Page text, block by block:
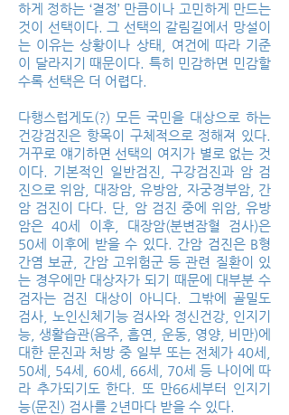
하게 정하는 ‘결정’ 만큼이나 고민하게 만드는
것이 선택이다. 그 선택의 갈림길에서 망설이
는 이유는 상황이나 상태, 여건에 따라 기준
이 달라지기 때문이다. 특히 민감하면 민감할
수록 선택은 더 어렵다.
다행스럽게도(?) 모든 국민을 대상으로 하는
건강검진은 항목이 구체적으로 정해져 있다.
거꾸로 얘기하면 선택의 여지가 별로 없는 것
이다. 기본적인 일반검진, 구강검진과 암 검
진으로 위암, 대장암, 유방암, 자궁경부암, 간
암 검진이 다다. 단, 암 검진 중에 위암, 유방
암은 40세 이후, 대장암(분변잠혈 검사)은
50세 이후에 받을 수 있다. 간암 검진은 B형
간염 보균, 간암 고위험군 등 관련 질환이 있
는 경우에만 대상자가 되기 때문에 대부분 수
검자는 검진 대상이 아니다. 그밖에 골밀도
검사, 노인신체기능 검사와 정신건강, 인지기
능, 생활습관(음주, 흡연, 운동, 영양, 비만)에
대한 문진과 처방 중 일부 또는 전체가 40세,
50세, 54세, 60세, 66세, 70세 등 나이에 따
라 추가되기도 한다. 또 만66세부터 인지기
능(문진) 검사를 2년마다 받을 수 있다.